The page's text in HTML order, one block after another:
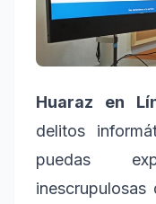
Huaraz en
delitos
puedas